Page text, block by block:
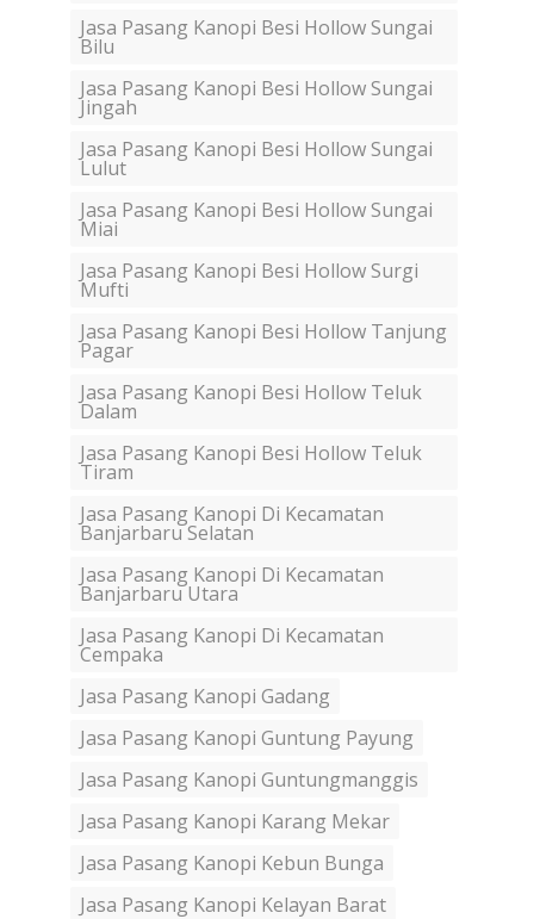
Jasa Pasang Kanopi Besi Hollow Sungai
Bilu
Jasa Pasang Kanopi Besi Hollow Sungai
Jingah
Jasa Pasang Kanopi Besi Hollow Sungai
Lulut
Jasa Pasang Kanopi Besi Hollow Sungai
Miai
Jasa Pasang Kanopi Besi Hollow Surgi
Mufti
Jasa Pasang Kanopi Besi Hollow Tanjung
Pagar
Jasa Pasang Kanopi Besi Hollow Teluk
Dalam
Jasa Pasang Kanopi Besi Hollow Teluk
Tiram
Jasa Pasang Kanopi Di Kecamatan
Banjarbaru Selatan
Jasa Pasang Kanopi Di Kecamatan
Banjarbaru Utara
Jasa Pasang Kanopi Di Kecamatan
Cempaka
Jasa Pasang Kanopi Gadang
Jasa Pasang Kanopi Guntung Payung
Jasa Pasang Kanopi Guntungmanggis
Jasa Pasang Kanopi Karang Mekar
Jasa Pasang Kanopi Kebun Bunga
Jasa Pasang Kanopi Kelayan Barat